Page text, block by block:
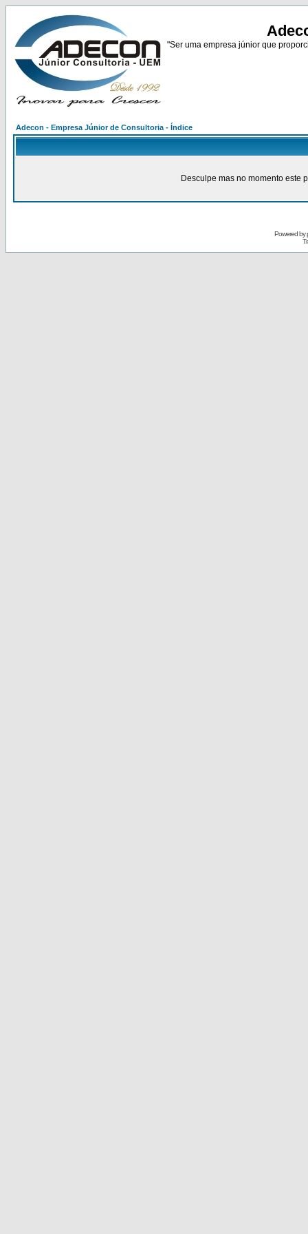
"Ser uma empresa júnior que
Adecon - Empresa Júnior de Consultoria - Índice
Desculpe mas no momento este
Powered by